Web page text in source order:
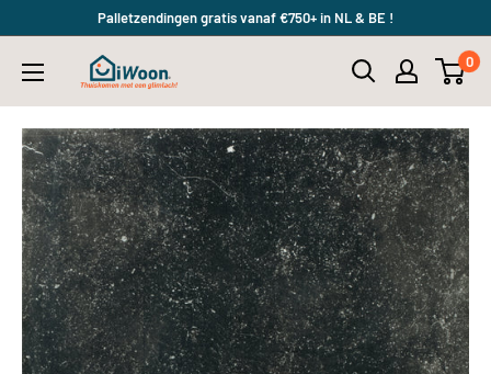
content
Palletzendingen gratis vanaf €750+ in NL & BE !
iWoon.nl 0